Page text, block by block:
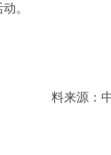
。
料来源：